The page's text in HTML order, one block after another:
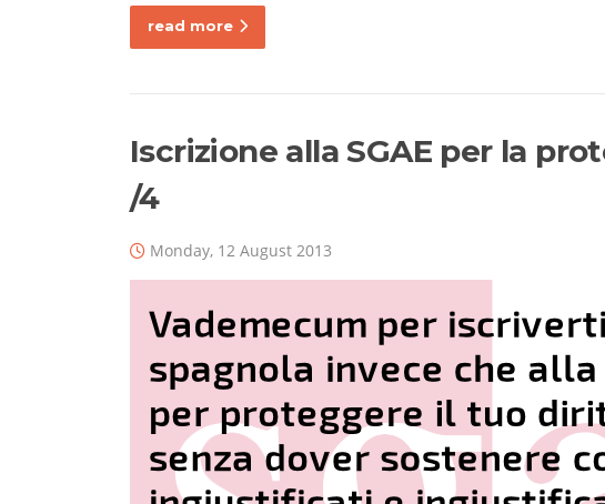
read more
Iscrizione alla SGAE per la
/4
Monday, 12 August 2013